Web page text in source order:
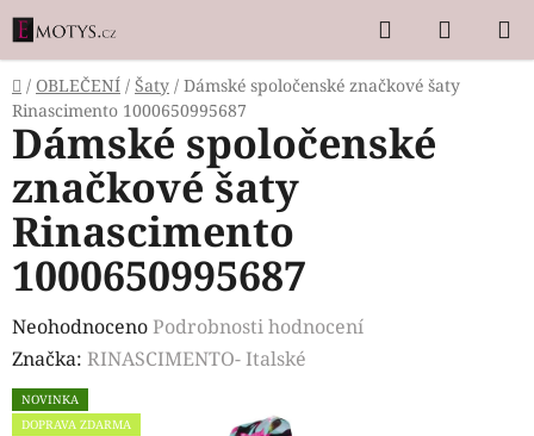
Přejít
na
obsah
Hledat
KOŠÍK
Domů
/ OBLEČENÍ / Šaty / Dámské spoločenské značkové šaty
Rinascimento 1000650995687
Dámské spoločenské
značkové šaty
Rinascimento
1000650995687
Průměrné
hodnocení
produktu
je
NeohodnocenoPodrobnosti hodnocení
Značka: RINASCIMENTO- Italské
NOVINKA
DOPRAVA ZDARMA